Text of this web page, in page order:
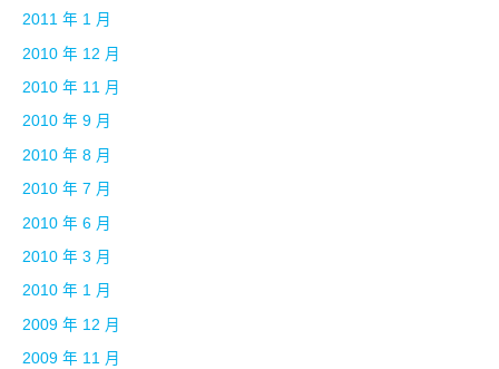
2011 年 1 月
2010 年 12 月
2010 年 11 月
2010 年 9 月
2010 年 8 月
2010 年 7 月
2010 年 6 月
2010 年 3 月
2010 年 1 月
2009 年 12 月
2009 年 11 月